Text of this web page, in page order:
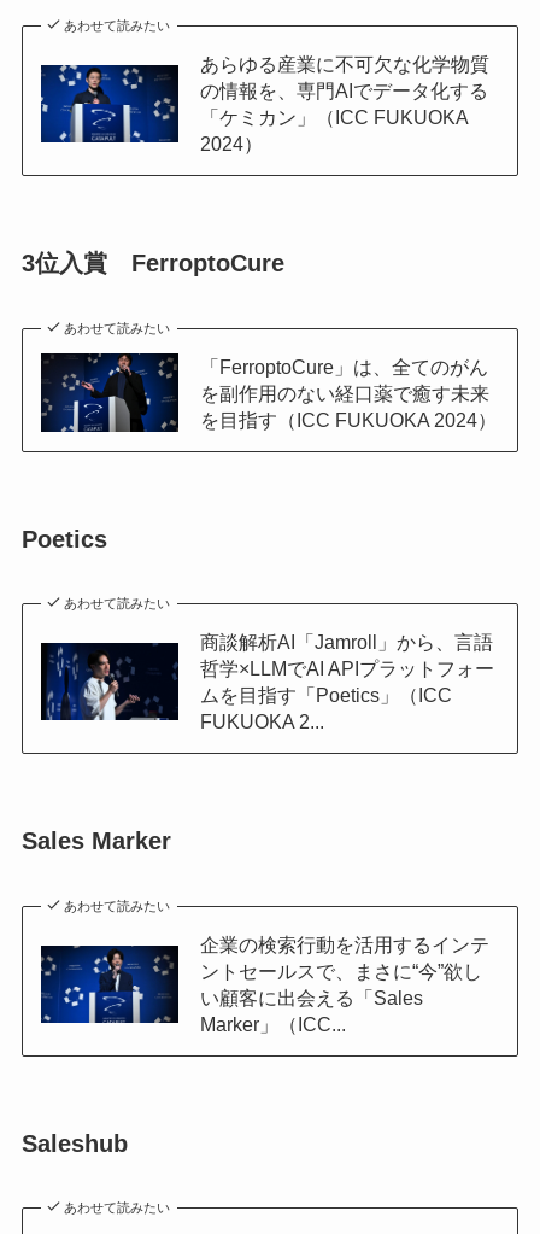
あわせて読みたい
あらゆる産業に不可欠な化学物質
の情報を、専門AIでデータ化する
「ケミカン」（ICC FUKUOKA
2024）
3位入賞 FerroptoCure
あわせて読みたい
「FerroptoCure」は、全てのがん
を副作用のない経口薬で癒す未来
を目指す（ICC FUKUOKA 2024）
Poetics
あわせて読みたい
商談解析AI「Jamroll」から、言語
哲学×LLMでAI APIプラットフォー
ムを目指す「Poetics」（ICC
FUKUOKA 2...
Sales Marker
あわせて読みたい
企業の検索行動を活用するインテ
ントセールスで、まさに“今”欲し
い顧客に出会える「Sales
Marker」（ICC...
Saleshub
あわせて読みたい